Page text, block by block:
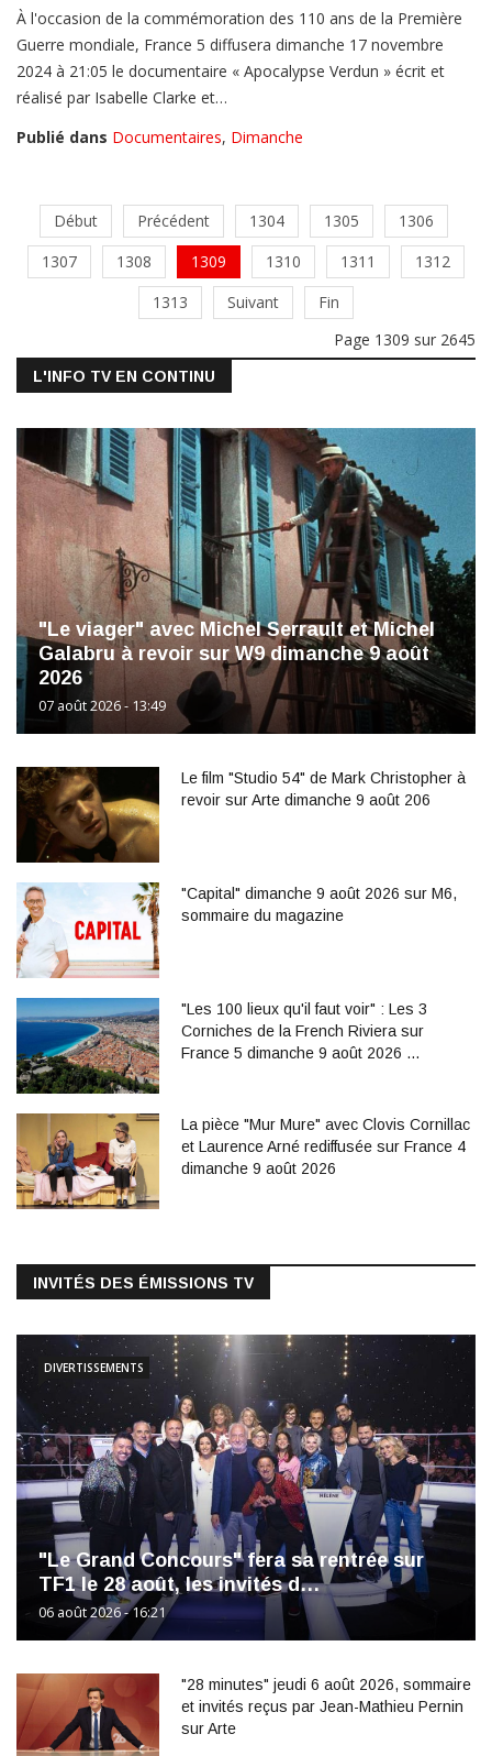
À l'occasion de la commémoration des 110 ans de la Première
Guerre mondiale, France 5 diffusera dimanche 17 novembre
2024 à 21:05 le documentaire « Apocalypse Verdun » écrit et
réalisé par Isabelle Clarke et…
Publié dans Documentaires, Dimanche
Début Précédent 1304 1305
1306
1307
1308 1309 1310 1311
1312
1313
Suivant
Fin
Page 1309 sur 2645
L'INFO TV EN CONTINU
"Le viager" avec Michel Serrault et Michel
Galabru à revoir sur W9 dimanche 9 août
2026
07 août 2026 - 13:49
Le film "Studio 54" de Mark Christopher à
revoir sur Arte dimanche 9 août 206
"Capital" dimanche 9 août 2026 sur M6,
sommaire du magazine
"Les 100 lieux qu'il faut voir" : Les 3
Corniches de la French Riviera sur
France 5 dimanche 9 août 2026 …
La pièce "Mur Mure" avec Clovis Cornillac
et Laurence Arné rediffusée sur France 4
dimanche 9 août 2026
INVITÉS DES ÉMISSIONS TV
"Le Grand Concours" fera sa rentrée sur
TF1 le 28 août, les invités d…
06 août 2026 - 16:21
DIVERTISSEMENTS
"28 minutes" jeudi 6 août 2026, sommaire
et invités reçus par Jean-Mathieu Pernin
sur Arte